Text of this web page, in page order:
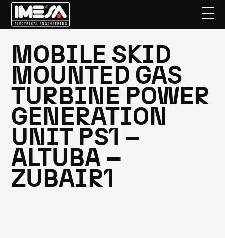
Skip
main
content
MOBILE SKID
MOUNTED GAS
TURBINE POWER
GENERATION
UNIT PS1 –
ALTUBA –
ZUBAIR1